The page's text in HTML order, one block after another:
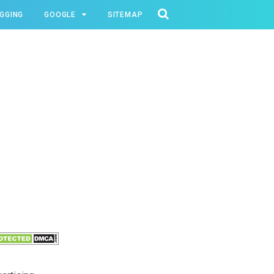
GOOGLE SITEMAP